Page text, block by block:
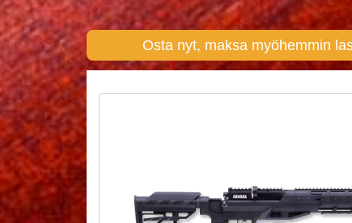
Osta nyt, maksa myöhemmin